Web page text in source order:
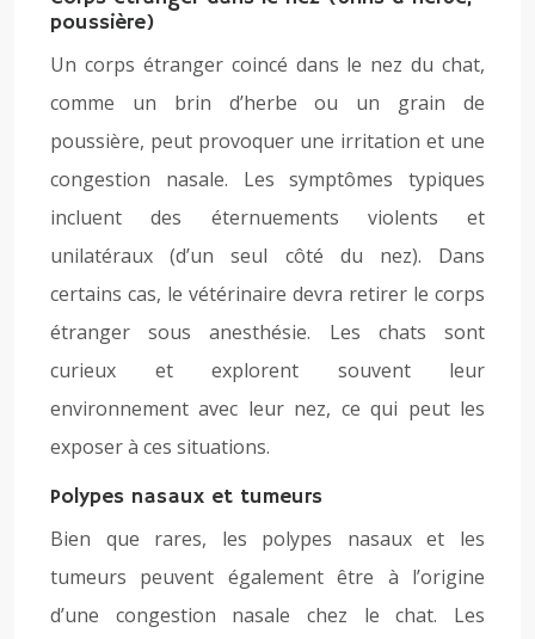
poussière)
Un corps étranger coincé dans le nez du chat,
comme un brin d’herbe ou un grain de
poussière, peut provoquer une irritation et une
congestion nasale. Les symptômes typiques
incluent des éternuements violents et
unilatéraux (d’un seul côté du nez). Dans
certains cas, le vétérinaire devra retirer le corps
étranger sous anesthésie. Les chats sont
curieux et explorent souvent leur
environnement avec leur nez, ce qui peut les
exposer à ces situations.
Polypes nasaux et tumeurs
Bien que rares, les polypes nasaux et les
tumeurs peuvent également être à l’origine
d’une congestion nasale chez le chat. Les